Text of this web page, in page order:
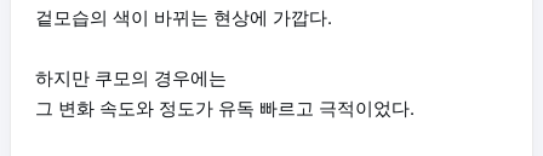
겉모습의 색이 바뀌는 현상에 가깝다.
하지만 쿠모의 경우에는
그 변화 속도와 정도가 유독 빠르고 극적이었다.